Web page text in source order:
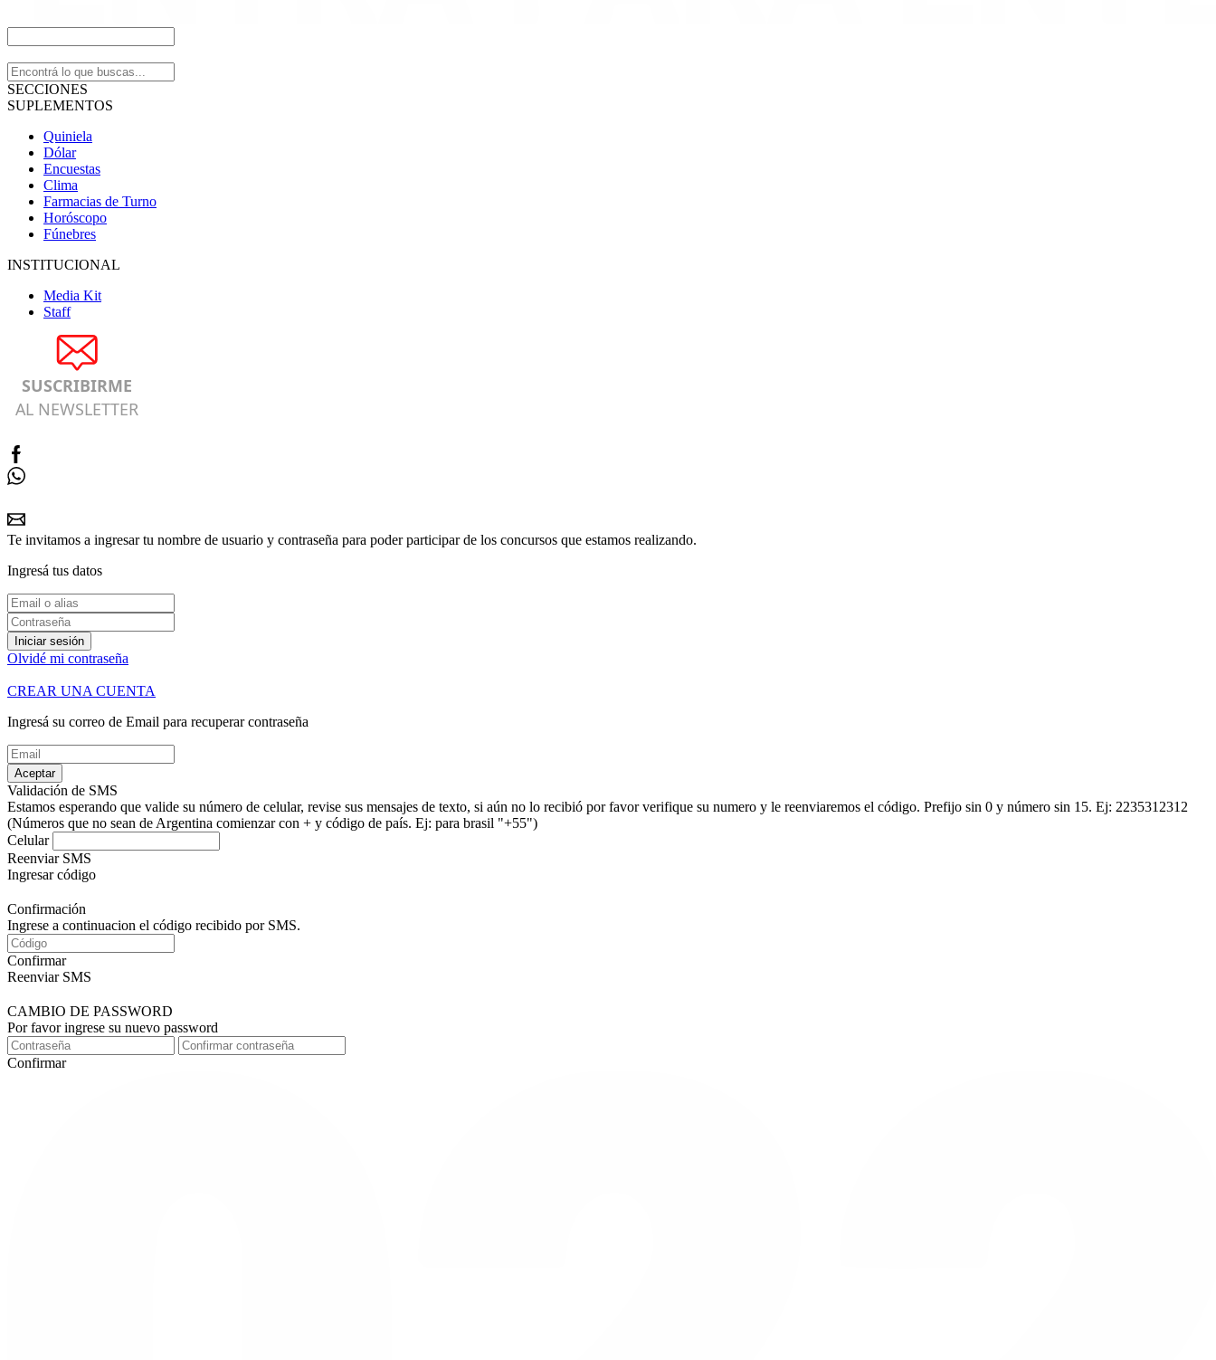
SECCIONES
SUPLEMENTOS
Quiniela
Dólar
Encuestas
Clima
Farmacias de Turno
Horóscopo
Fúnebres
INSTITUCIONAL
Media Kit
Staff
SUSCRIBIRME
AL NEWSLETTER
Te invitamos a ingresar tu nombre de usuario y contraseña para poder participar de los concursos que estamos realizando.
Ingresá tus datos
Iniciar sesión
Olvidé mi contraseña
CREAR UNA CUENTA
Ingresá su correo de Email para recuperar contraseña
Aceptar
Validación de SMS
Estamos esperando que valide su número de celular, revise sus mensajes de texto, si aún no lo recibió por favor verifique su numero y le reenviaremos el código. Prefijo sin 0 y número sin 15. Ej: 2235312312
(Números que no sean de Argentina comienzar con + y código de país. Ej: para brasil "+55")
Celular
Reenviar SMS
Ingresar código
Confirmación
Ingrese a continuacion el código recibido por SMS.
Confirmar
Reenviar SMS
CAMBIO DE PASSWORD
Por favor ingrese su nuevo password
Confirmar